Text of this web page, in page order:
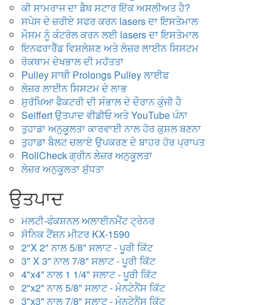
ਕੀ ਸਾਮਰਾਜ ਦਾ ਡੈਥ ਸਟਾਰ ਇੱਕ ਅਸਲੀਅਤ ਹੈ?
ਸਪੇਸ ਦੇ ਜ਼ਰੀਏ ਸਫਰ ਕਰਨ lasers ਦਾ ਇਸਤੇਮਾਲ
ਮੌਸਮ ਨੂੰ ਕੰਟਰੋਲ ਕਰਨ ਲਈ lasers ਦਾ ਇਸਤੇਮਾਲ
ਇਨਫਰਾਰੈੱਡ ਵਿਸ਼ਲੇਸ਼ਣ ਅਤੇ ਲੇਜ਼ਰ ਲਾਈਨ ਸਿਸਟਮ
ਰੋਕਥਾਮ ਦੇਖਭਾਲ ਦੀ ਮਹੱਤਤਾ
Pulley ਸਾਥੀ Prolongs Pulley ਲਾਈਫ
ਲੇਜ਼ਰ ਲਾਈਨ ਸਿਸਟਮ ਦੇ ਲਾਭ
ਸੁਰੱਖਿਆ ਫੈਕਟਰੀ ਦੀ ਸੰਭਾਲ ਦੇ ਦੌਰਾਨ ਕੁੰਜੀ ਹੈ
Seiffert ਉਤਪਾਦ ਵੀਡੀਓ ਅਤੇ YouTube ਪੰਨਾ
ਤੁਹਾਡਾ ਅਨੁਕੂਲਤਾ ਕਾਰਵਾਈ ਨਾਲ ਹੋਰ ਕੁਸ਼ਲ ਬਣਨਾ
ਤੁਹਾਡਾ ਬੈਲਟ ਚਲਾਏ ਉਪਕਰਣ ਦੇ ਬਾਹਰ ਹੋਰ ਪ੍ਰਾਪਤ
RollCheck ਗ੍ਰੀਨ ਲੇਜ਼ਰ ਅਨੁਕੂਲਤਾ
ਲੇਜ਼ਰ ਅਨੁਕੂਲਤਾ ਸ਼ੁੱਧਤਾ
ਉਤਪਾਦ
ਮਲਟੀ-ਫੰਕਸ਼ਨਲ ਅਲਾਈਨਮੈਂਟ ਟ੍ਰੇਨਰ
ਸੋਨਿਕ ਟੈਂਸ਼ਨ ਮੀਟਰ KX-1590
2"X 2" ਨਾਲ 5/8" ਸਲਾਟ - ਪੂਰੀ ਕਿੱਟ
3" X 3" ਨਾਲ 7/8" ਸਲਾਟ - ਪੂਰੀ ਕਿੱਟ
4"x4" ਨਾਲ 1 1/4" ਸਲਾਟ - ਪੂਰੀ ਕਿੱਟ
2"x2" ਨਾਲ 5/8" ਸਲਾਟ - ਮੇਨਟੇਨੈਂਸ ਕਿੱਟ
3"x3" ਨਾਲ 7/8" ਸਲਾਟ - ਮੇਨਟੇਨੈਂਸ ਕਿੱਟ